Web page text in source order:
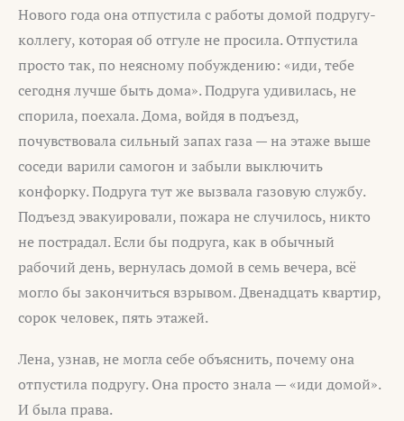
Нового года она отпустила с работы домой подругу-
коллегу, которая об отгуле не просила. Отпустила
просто так, по неясному побуждению: «иди, тебе
сегодня лучше быть дома». Подруга удивилась, не
спорила, поехала. Дома, войдя в подъезд,
почувствовала сильный запах газа — на этаже выше
соседи варили самогон и забыли выключить
конфорку. Подруга тут же вызвала газовую службу.
Подъезд эвакуировали, пожара не случилось, никто
не пострадал. Если бы подруга, как в обычный
рабочий день, вернулась домой в семь вечера, всё
могло бы закончиться взрывом. Двенадцать квартир,
сорок человек, пять этажей.
Лена, узнав, не могла себе объяснить, почему она
отпустила подругу. Она просто знала — «иди домой».
И была права.